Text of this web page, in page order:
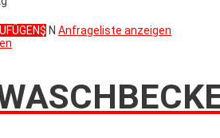
N Anfrageliste anzeigen